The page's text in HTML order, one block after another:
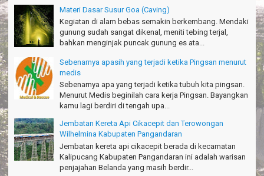
Salam lestari!
Tapak Adventure Club - Bandung Barat
Thanks!
Thanks Bodyrafting Green canyon, extreme, enjoy dan seru
Santoso - Kudus
Seru banget Pantai Batukaras!
Sudrajat - Kuningan
エキサイティングなツアー。ありがとう Arief Pangandaran
Nakata-Osaka Japan
Amazing palace
Materi Dasar Susur Goa (Caving)
Kegiatan di alam bebas semakin berkembang. Mendaki
gunung sudah sangat dikenal, meniti tebing terjal,
bahkan menginjak puncak gunung es ata...
Sebenarnya apasih yang terjadi ketika Pingsan menurut
medis
Sebenarnya apa yang terjadi ketika tubuh kita pingsan.
Menurut Medis beginilah cara kerja Pingsan. Bayangkan
kamu lagi berdiri di tengah upa...
Jembatan Kereta Api Cikacepit dan Terowongan
Wilhelmina Kabupaten Pangandaran
Jembatan kereta api cikacepit berada di kecamatan
Kalipucang Kabupaten Pangandaran ini adalah warisan
penjajahan Belanda yang masih berdir...